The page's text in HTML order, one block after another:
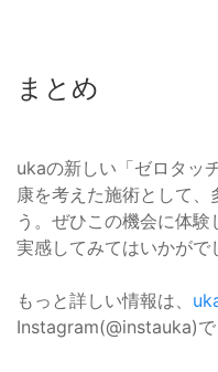
まとめ
ukaの新しい「ゼロタッ
康を考えた施術として、
う。ぜひこの機会に体
実感してみてはいかがで
もっと詳しい情報は、
Instagram(@instauka)で